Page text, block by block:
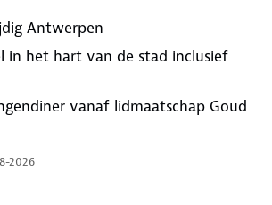
Antwerpen
in het hart van de stad inclusief
vanaf lidmaatschap Goud
2026